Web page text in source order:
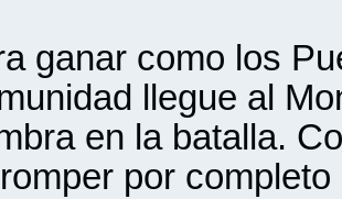
ganar como los
llegue al
en la batalla.
por